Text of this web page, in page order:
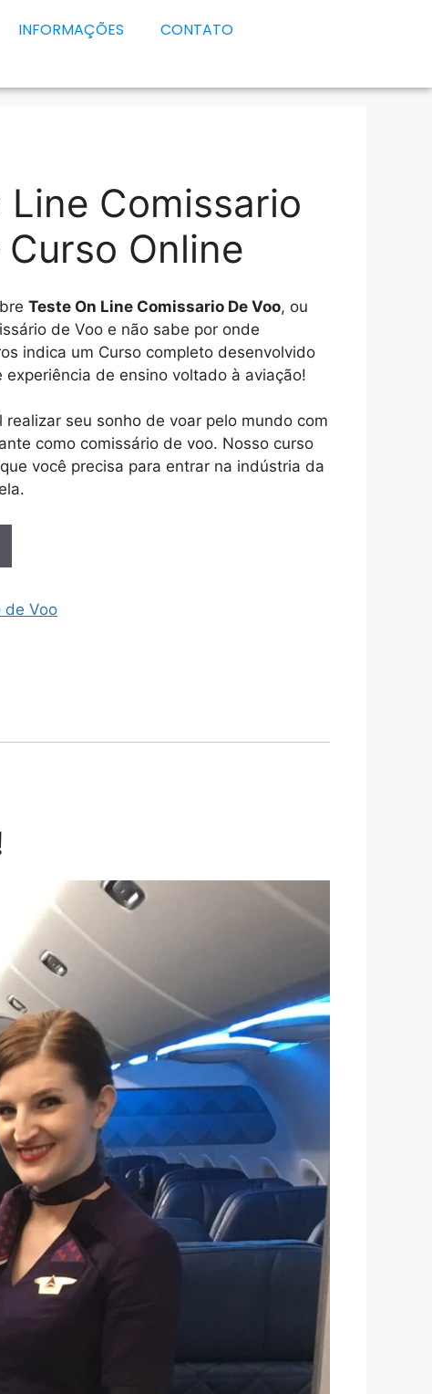
INFORMAÇÕES CONTATO
Line Comissario
Curso Online
Teste On Line Comissario De Voo, ou
de Voo e não sabe por onde
indica um Curso completo desenvolvido
experiência de ensino voltado à aviação!
realizar seu sonho de voar pelo mundo com
como comissário de voo. Nosso curso
você precisa para entrar na indústria da
de Voo